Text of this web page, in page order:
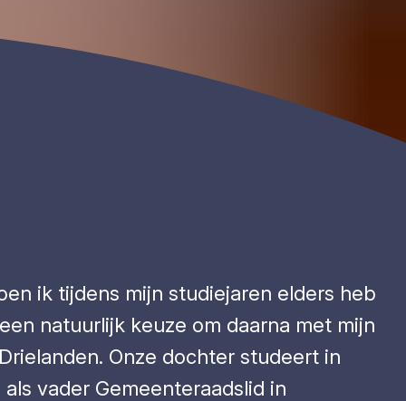
ik tijdens mijn studiejaren elders heb
natuurlijk keuze om daarna met mijn
Onze dochter studeert in
vader Gemeenteraadslid in